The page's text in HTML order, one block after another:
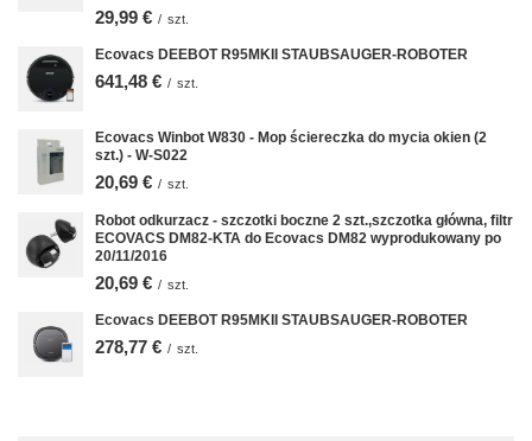
29,99 € / szt.
Ecovacs DEEBOT R95MKII STAUBSAUGER-ROBOTER
641,48 € / szt.
Ecovacs Winbot W830 - Mop ściereczka do mycia okien (2
szt.) - W-S022
20,69 € / szt.
Robot odkurzacz - szczotki boczne 2 szt.,szczotka główna, filtr
ECOVACS DM82-KTA do Ecovacs DM82 wyprodukowany po
20/11/2016
20,69 € / szt.
Ecovacs DEEBOT R95MKII STAUBSAUGER-ROBOTER
278,77 € / szt.